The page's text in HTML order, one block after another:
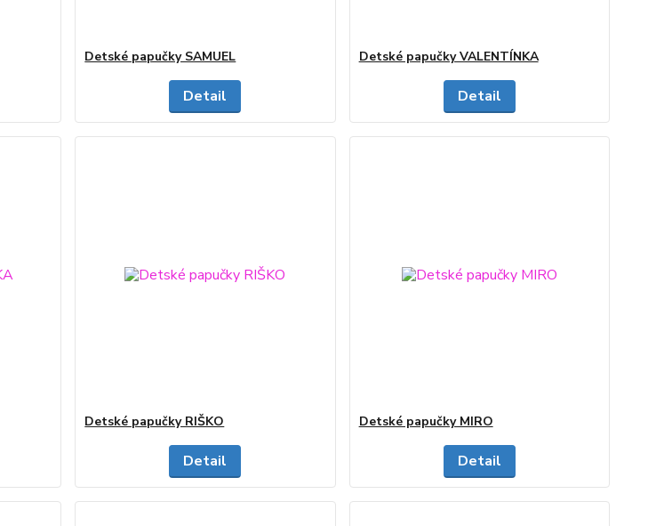
Detské papučky SAMUEL
Detail
Detské papučky VALENTÍNKA
Detail
Detské papučky RIŠKO
Detail
Detské papučky MIRO
Detail